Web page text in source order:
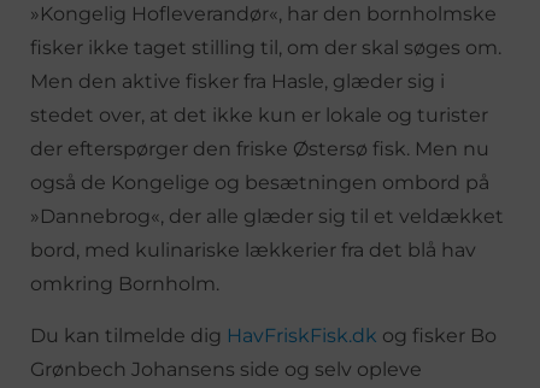
»Kongelig Hofleverandør«, har den bornholmske
fisker ikke taget stilling til, om der skal søges om.
Men den aktive fisker fra Hasle, glæder sig i
stedet over, at det ikke kun er lokale og turister
der efterspørger den friske Østersø fisk. Men nu
også de Kongelige og besætningen ombord på
»Dannebrog«, der alle glæder sig til et veldækket
bord, med kulinariske lækkerier fra det blå hav
omkring Bornholm.
Du kan tilmelde dig HavFriskFisk.dk og fisker Bo
Grønbech Johansens side og selv opleve